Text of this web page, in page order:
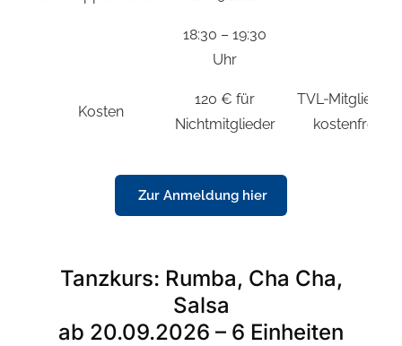
18:30 – 19:30
Uhr
Kosten
120 € für
Nichtmitglieder
TVL‑Mitglieder
kostenfrei
Zur Anmeldung hier
Tanzkurs: Rumba, Cha Cha,
Salsa
ab 20.09.2026 – 6 Einheiten